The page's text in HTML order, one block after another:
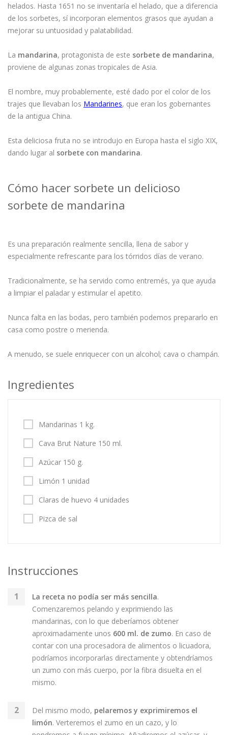
helados. Hasta 1651 no se inventaría el helado, que a diferencia
de los sorbetes, sí incorporan elementos grasos que ayudan a
mejorar su untuosidad y palatabilidad.
La mandarina, protagonista de este sorbete de mandarina,
proviene de algunas zonas tropicales de Asia.
El nombre, muy probablemente, esté dado por el color de los
trajes que llevaban los Mandarines, que eran los gobernantes
de la antigua China.
Esta deliciosa fruta no se introdujo en Europa hasta el siglo XIX,
dando lugar al sorbete con mandarina.
Cómo hacer sorbete un delicioso
sorbete de mandarina
Es una preparación realmente sencilla, llena de sabor y
especialmente refrescante para los tórridos días de verano.
Tradicionalmente, se ha servido como entremés, ya que ayuda
a limpiar el paladar y estimular el apetito.
Nunca falta en las bodas, pero también podemos prepararlo en
casa como postre o merienda.
A menudo, se suele enriquecer con un alcohol; cava o champán.
Ingredientes
Mandarinas 1 kg.
Cava Brut Nature 150 ml.
Azúcar 150 g.
Limón 1 unidad
Claras de huevo 4 unidades
Pizca de sal
Instrucciones
La receta no podía ser más sencilla.
Comenzaremos pelando y exprimiendo las
mandarinas, con lo que deberíamos obtener
aproximadamente unos 600 ml. de zumo. En caso de
contar con una procesadora de alimentos o licuadora,
podríamos incorporarlas directamente y obtendríamos
un zumo con más cuerpo, por la fibra disuelta en el
mismo.
Del mismo modo, pelaremos y exprimiremos el
limón. Verteremos el zumo en un cazo, y lo